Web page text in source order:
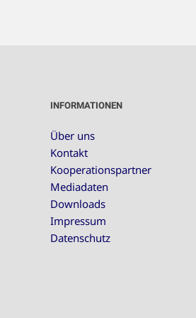
INFORMATIONEN
Über uns
Kontakt
Kooperationspartner
Mediadaten
Downloads
Impressum
Datenschutz